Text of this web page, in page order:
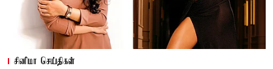
சினிமா செய்திகள்